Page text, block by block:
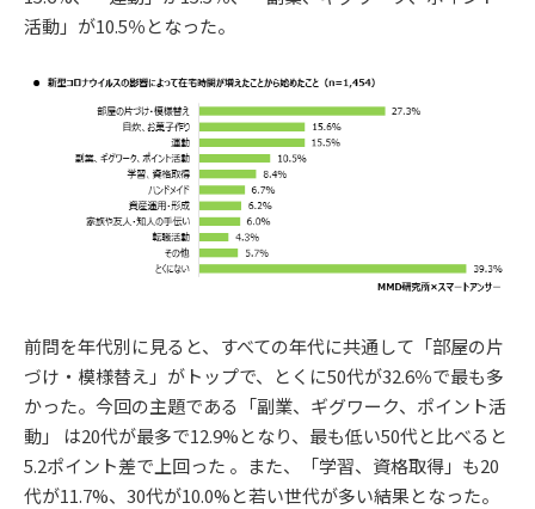
活動」が10.5％となった。
前問を年代別に見ると、すべての年代に共通して「部屋の片
づけ・模様替え」がトップで、とくに50代が32.6％で最も多
かった。今回の主題である「副業、ギグワーク、ポイント活
動」 は20代が最多で12.9%となり、最も低い50代と比べると
5.2ポイント差で上回った 。また、「学習、資格取得」も20
代が11.7%、30代が10.0%と若い世代が多い結果となった。